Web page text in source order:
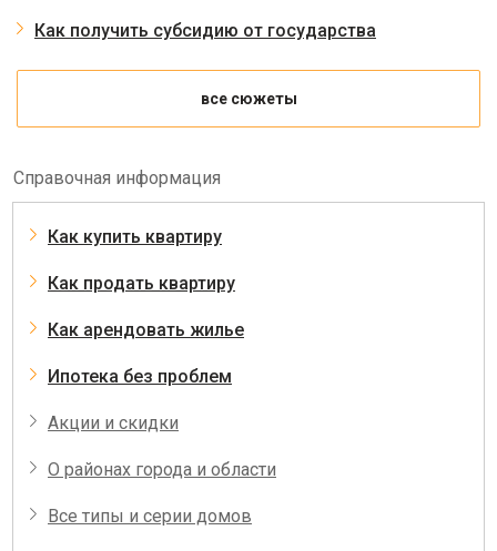
Как получить субсидию от государства
все сюжеты
Справочная информация
Как купить квартиру
Как продать квартиру
Как арендовать жилье
Ипотека без проблем
Акции и скидки
О районах города и области
Все типы и серии домов